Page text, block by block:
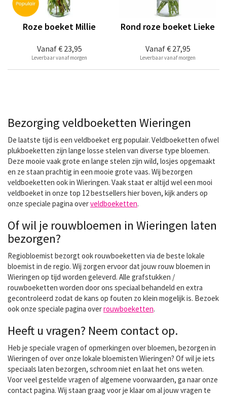
Vanaf€ 23,95
Roze boeket Millie
Leverbaar vanaf morgen
Vanaf€ 27,95
Rond roze boeket Lieke
Leverbaar vanaf morgen
Bezorging veldboeketten Wieringen
De laatste tijd is een veldboeket erg populair. Veldboeketten ofwel
plukboeketten zijn lange losse stelen van diverse type bloemen.
Deze mooie vaak grote en lange stelen zijn wild, losjes opgemaakt
en ze staan prachtig in een mooie grote vaas. Wij bezorgen
veldboeketten ook in Wieringen. Vaak staat er altijd wel een mooi
veldboeket in onze top 12 bestsellers hier boven, kijk anders op
onze speciale pagina overveldboeketten.
Of wil je rouwbloemen in Wieringen laten
bezorgen?
Regiobloemist bezorgt ook rouwboeketten via de beste lokale
bloemist in de regio. Wij zorgen ervoor dat jouw rouw bloemen in
Wieringen op tijd worden geleverd. Alle grafstukken /
rouwboeketten worden door ons speciaal behandeld en extra
gecontroleerd zodat de kans op fouten zo klein mogelijk is. Bezoek
ook onze speciale pagina overrouwboeketten.
Heeft u vragen? Neem contact op.
Heb je speciale vragen of opmerkingen over bloemen, bezorgen in
Wieringen of over onze lokale bloemisten Wieringen? Of wil je iets
speciaals laten bezorgen, schroom niet en laat het ons weten.
Voor veel gestelde vragen of algemene voorwaarden, ga naar onze
contact pagina. Wij staan graag voor je klaar om al jouw vragen te